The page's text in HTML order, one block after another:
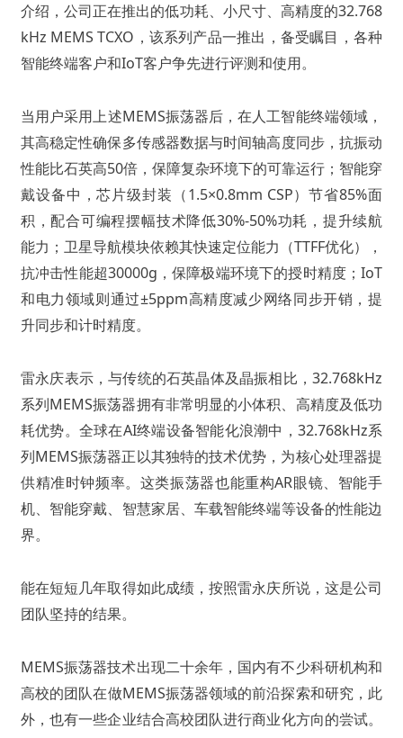
介绍，公司正在推出的低功耗、小尺寸、高精度的32.768
kHz MEMS TCXO，该系列产品一推出，备受瞩目，各种
智能终端客户和IoT客户争先进行评测和使用。
当用户采用上述MEMS振荡器后，在人工智能终端领域，
其高稳定性确保多传感器数据与时间轴高度同步，抗振动
性能比石英高50倍，保障复杂环境下的可靠运行；智能穿
戴设备中，芯片级封装（1.5×0.8mm CSP）节省85%面
积，配合可编程摆幅技术降低30%-50%功耗，提升续航
能力；卫星导航模块依赖其快速定位能力（TTFF优化），
抗冲击性能超30000g，保障极端环境下的授时精度；IoT
和电力领域则通过±5ppm高精度减少网络同步开销，提
升同步和计时精度。
雷永庆表示，与传统的石英晶体及晶振相比，32.768kHz
系列MEMS振荡器拥有非常明显的小体积、高精度及低功
耗优势。全球在AI终端设备智能化浪潮中，32.768kHz系
列MEMS振荡器正以其独特的技术优势，为核心处理器提
供精准时钟频率。这类振荡器也能重构AR眼镜、智能手
机、智能穿戴、智慧家居、车载智能终端等设备的性能边
界。
能在短短几年取得如此成绩，按照雷永庆所说，这是公司
团队坚持的结果。
MEMS振荡器技术出现二十余年，国内有不少科研机构和
高校的团队在做MEMS振荡器领域的前沿探索和研究，此
外，也有一些企业结合高校团队进行商业化方向的尝试。